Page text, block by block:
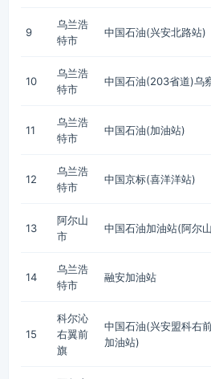
9
乌兰浩
特市
中国石油(兴安北路站)
10
乌兰浩
特市
中国石油(203省道)乌
11
乌兰浩
特市
中国石油(加油站)
12
乌兰浩
特市
中国京标(喜洋洋站)
13
阿尔山
市
中国石油加油站(阿尔
14
乌兰浩
特市
融安加油站
15
科尔沁
右翼前
旗
中国石油(兴安盟科右
加油站)